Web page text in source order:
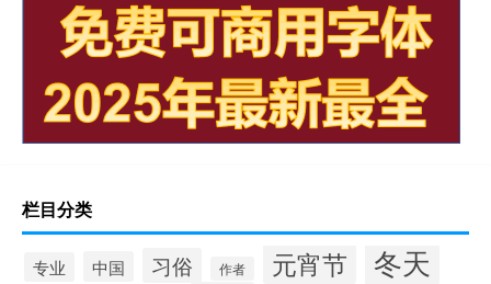
栏目分类
专业 中国 习俗 作者 元宵节 冬天